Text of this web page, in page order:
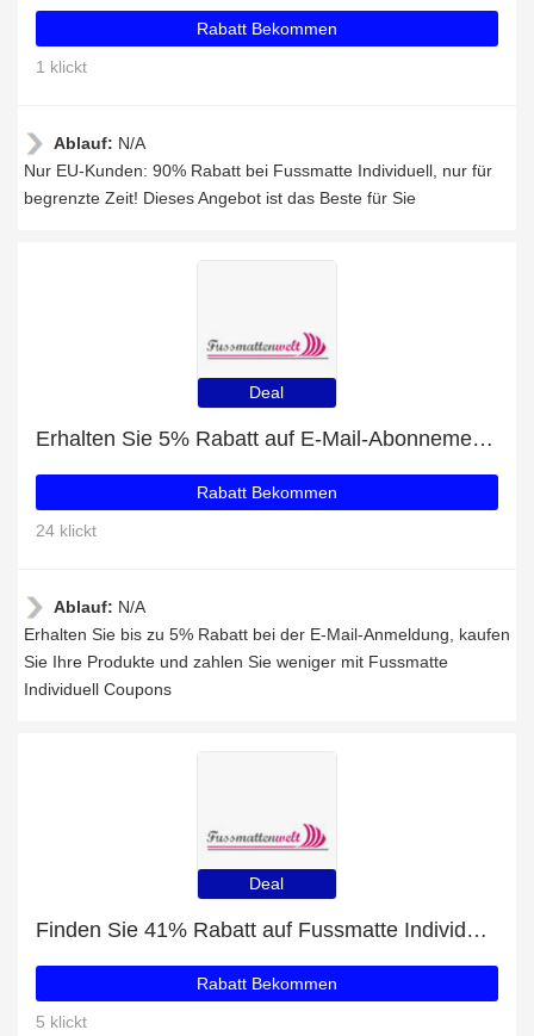
Rabatt Bekommen
1 klickt
Ablauf: N/A
Nur EU-Kunden: 90% Rabatt bei Fussmatte Individuell, nur für
begrenzte Zeit! Dieses Angebot ist das Beste für Sie
Deal
Erhalten Sie 5% Rabatt auf E-Mail-Abonnements
Rabatt Bekommen
24 klickt
Ablauf: N/A
Erhalten Sie bis zu 5% Rabatt bei der E-Mail-Anmeldung, kaufen
Sie Ihre Produkte und zahlen Sie weniger mit Fussmatte
Individuell Coupons
Deal
Finden Sie 41% Rabatt auf Fussmatte Individuell Bestellungen
Rabatt Bekommen
5 klickt